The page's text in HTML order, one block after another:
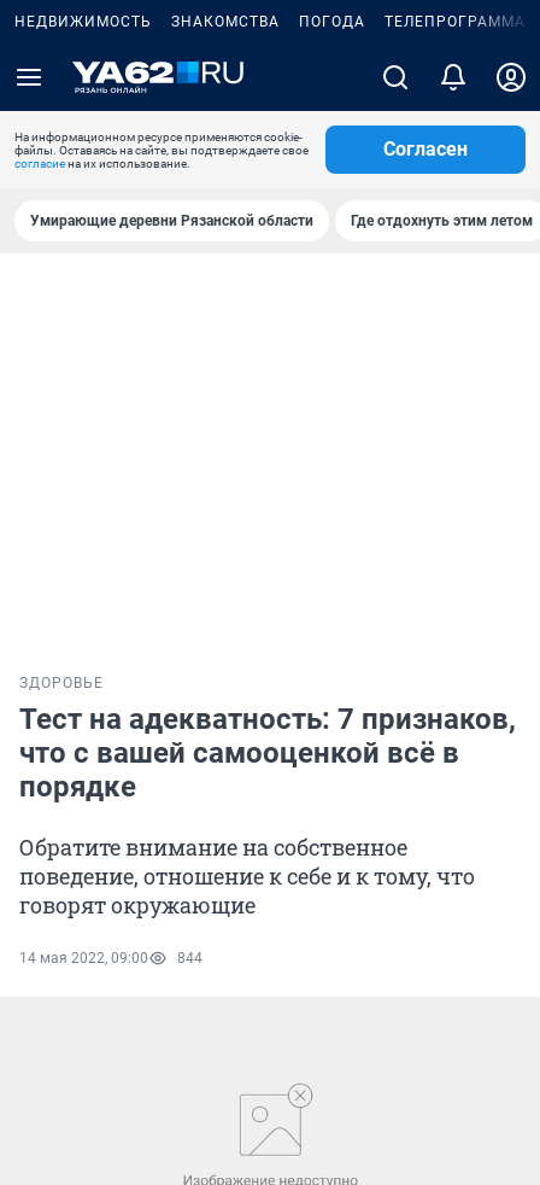
НЕДВИЖИМОСТЬ ЗНАКОМСТВА ПОГОДА ТЕЛЕПРОГРАММА
На информационном ресурсе применяются cookie-
файлы. Оставаясь на сайте, вы подтверждаете свое
согласиена их использование.
Согласен
Умирающие деревни Рязанской области Где отдохнуть этим летом
ЗДОРОВЬЕ
Тест на адекватность: 7 признаков,
что с вашей самооценкой всё в
порядке
Обратите внимание на собственное
поведение, отношение к себе и к тому, что
говорят окружающие
14 мая 2022, 09:00 844